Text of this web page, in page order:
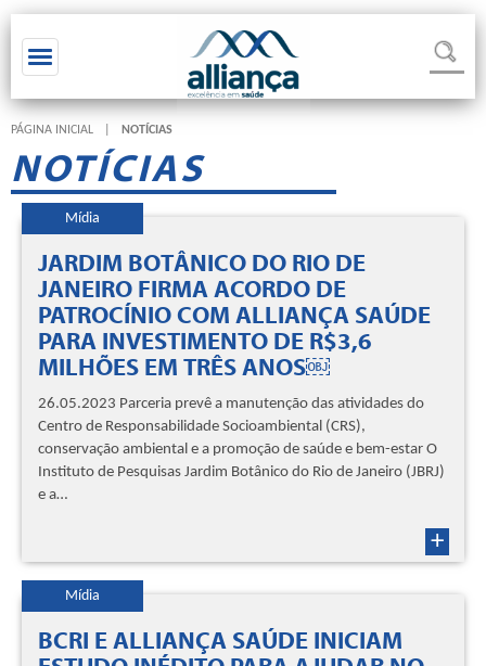
Toggle navigation
PÁGINA INICIAL NOTÍCIAS
NOTÍCIAS
Mídia
JARDIM BOTÂNICO DO RIO DE
JANEIRO FIRMA ACORDO DE
PATROCÍNIO COM ALLIANÇA SAÚDE
PARA INVESTIMENTO DE R$3,6
MILHÕES EM TRÊS ANOS￼
26.05.2023 Parceria prevê a manutenção das atividades do
Centro de Responsabilidade Socioambiental (CRS),
conservação ambiental e a promoção de saúde e bem-estar O
Instituto de Pesquisas Jardim Botânico do Rio de Janeiro (JBRJ)
e a…
+
Mídia
BCRI E ALLIANÇA SAÚDE INICIAM